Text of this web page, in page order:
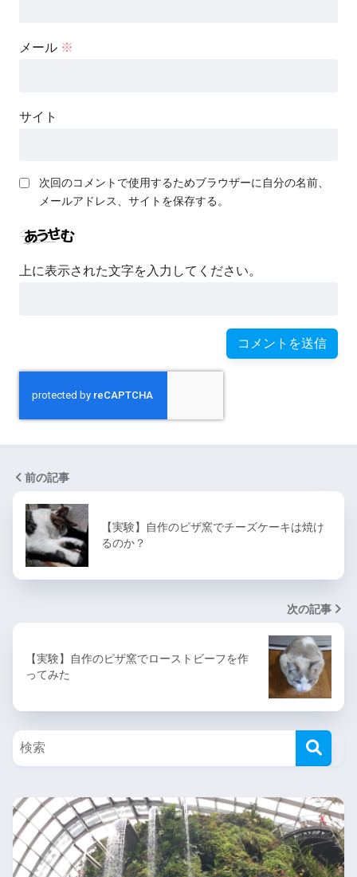
メール ※
サイト
次回のコメントで使用するためブラウザーに自分の名前、
メールアドレス、サイトを保存する。
上に表示された文字を入力してください。
前の記事
【実験】自作のピザ窯でチーズケーキは焼け
るのか？
次の記事
【実験】自作のピザ窯でローストビーフを作
ってみた